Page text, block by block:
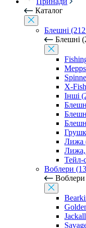
Каталог
Блешні
Блешні
X-
Інші
Лижа
Лижа,
Тейл-
Воблери